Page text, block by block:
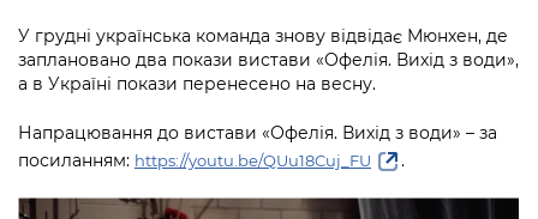
У грудні українська команда знову відвідає Мюнхен, де
заплановано два покази вистави «Офелія. Вихід з води»,
а в Україні покази перенесено на весну.
Напрацювання до вистави «Офелія. Вихід з води» – за
посиланням: https://youtu.be/QUu18Cuj_FU .